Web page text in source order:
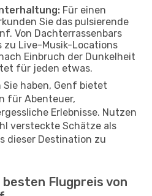
Für einen
Sie das pulsierende
Von Dachterrassenbars
zu Live-Musik-Locations
Einbruch der Dunkelheit
für jeden etwas.
Sie haben, Genf bietet
für Abenteuer,
Erlebnisse. Nutzen
versteckte Schätze als
dieser Destination zu
besten Flugpreis von